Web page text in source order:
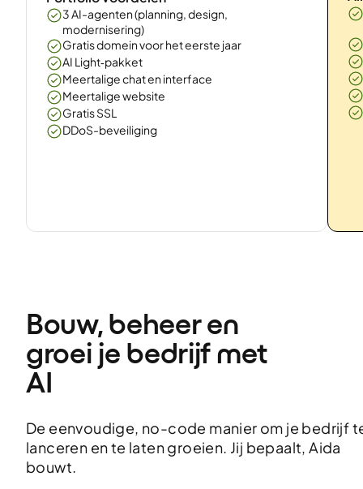
3 AI-agenten (planning, design,
modernisering)
Gratis domein voor het eerste jaar
AI Light‑pakket
Meertalige chat en interface
Meertalige website
Gratis SSL
DDoS-beveiliging
Bouw, beheer en
groei je bedrijf met
AI
De eenvoudige, no-code manier om je bedrijf
lanceren en te laten groeien. Jij bepaalt, Aida
bouwt.